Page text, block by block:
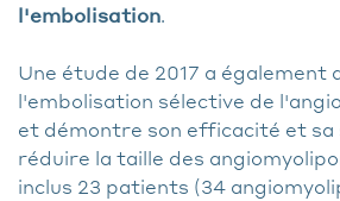
l'embolisation.
Une étude de 2017 a également
l'embolisation sélective de
et démontre son efficacité et
réduire la taille des
inclus 23 patients (34